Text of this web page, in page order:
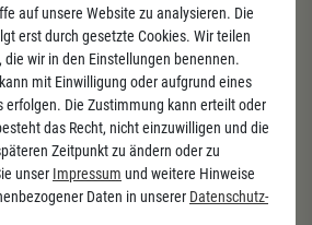
Lieferant deutscher
und Aktionen mehr.
auf unsere Website zu analysieren. Die
erst durch gesetzte Cookies. Wir teilen
wir in den Einstellungen benennen.
mit Einwilligung oder aufgrund eines
erfolgen. Die Zustimmung kann erteilt oder
das Recht, nicht einzuwilligen und die
Zeitpunkt zu ändern oder zu
unser Impressum und weitere Hinweise
Daten in unserer Daten­schutz­